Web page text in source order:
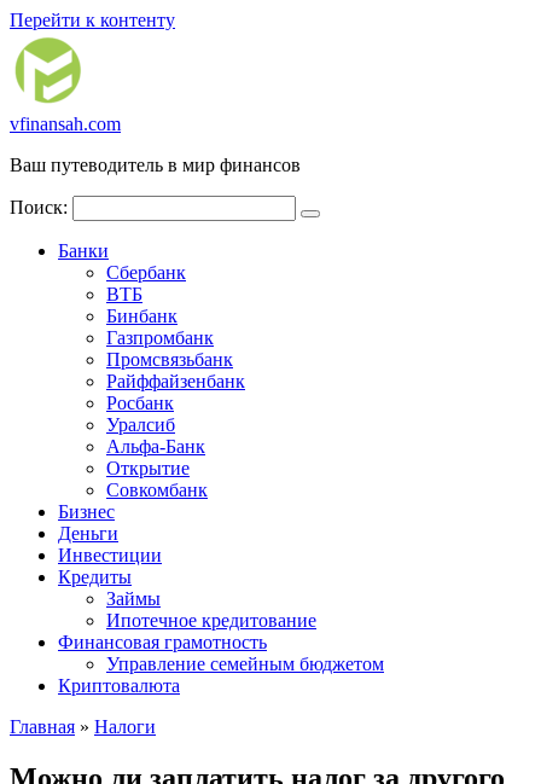
Перейти к контенту
vfinansah.com
Ваш путеводитель в мир финансов
Поиск:
Банки
Сбербанк
ВТБ
Бинбанк
Газпромбанк
Промсвязьбанк
Райффайзенбанк
Росбанк
Уралсиб
Альфа-Банк
Открытие
Совкомбанк
Бизнес
Деньги
Инвестиции
Кредиты
Займы
Ипотечное кредитование
Финансовая грамотность
Управление семейным бюджетом
Криптовалюта
Главная » Налоги